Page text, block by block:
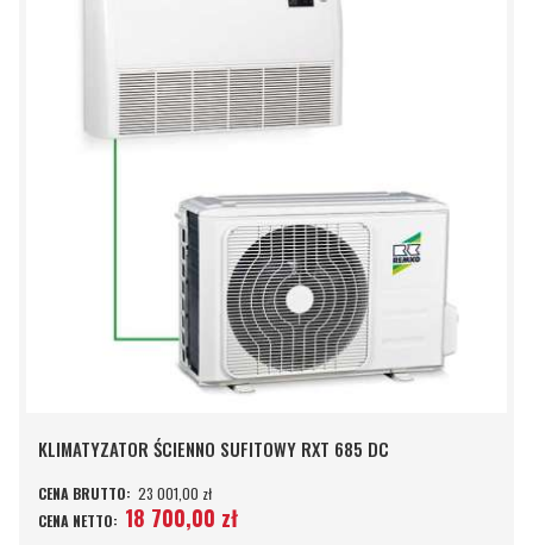
KLIMATYZATOR ŚCIENNO SUFITOWY RXT 685 DC
23 001,00 zł
18 700,00 zł